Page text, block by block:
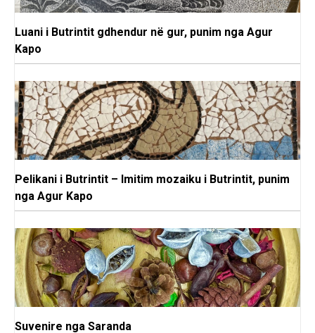
Luani i Butrintit gdhendur në gur, punim nga Agur
Kapo
Pelikani i Butrintit – Imitim mozaiku i Butrintit, punim
nga Agur Kapo
Suvenire nga Saranda